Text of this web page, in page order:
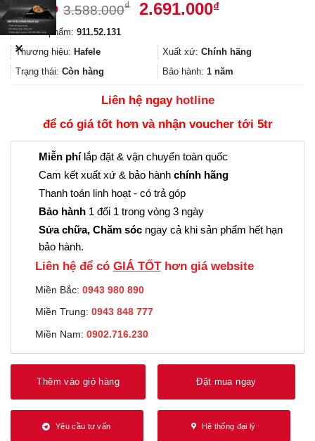
3.588.000₫
Giá
3.588.000₫.
2.691.000₫Giá
là:
2.691.000₫.
Mã sản phẩm: 911.52.131
Thương hiệu: Hafele Xuất xứ: Chính hãng
Trạng thái: Còn hàng Bảo hành: 1 năm
Liên hệ ngay hotline
để có giá tốt hơn và nhận voucher tới 5tr
Miễn phílắp đặt & vận chuyển toàn quốc
Cam kết xuất xứ & bảo hành chính hãng
Thanh toán linh hoạt - có trả góp
Bảo hành 1 đổi 1 trong vòng 3 ngày
Sửa chữa, Chăm sóc ngay cả khi sản phẩm hết hạn
bảo hành.
Liên hệ để có GIÁ TỐThơn giá website
Miền Bắc: 0943 980 890
Miền Trung: 0943 848 777
Miền Nam: 0902.716.230
Thêm vào giỏ hàng Đặt mua ngay
Yêu cầu tư vấn Hệ thống đại lý
✕